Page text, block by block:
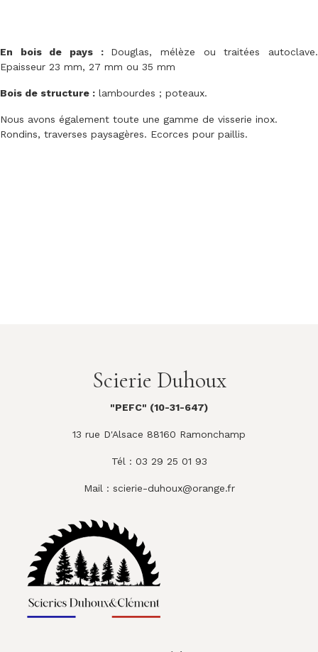
En bois de pays : Douglas, mélèze ou traitées autoclave.
Epaisseur 23 mm, 27 mm ou 35 mm
Bois de structure : lambourdes ; poteaux.
Nous avons également toute une gamme de visserie inox.
Rondins, traverses paysagères. Ecorces pour paillis.
Scierie Duhoux
"PEFC" (10-31-647)
13 rue D'Alsace 88160 Ramonchamp
Tél : 03 29 25 01 93
Mail : scierie-duhoux@orange.fr